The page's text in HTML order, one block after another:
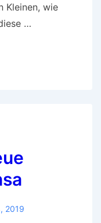
Kleinen, wie
…
2019